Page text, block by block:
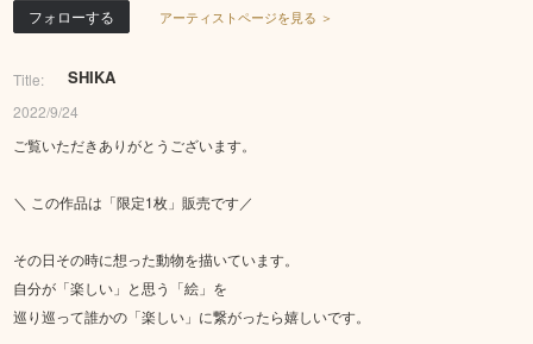
フォローする アーティストページを見る ＞
Title: SHIKA
2022/9/24
ご覧いただきありがとうございます。
＼ この作品は「限定1枚」販売です／
その日その時に想った動物を描いています。
自分が「楽しい」と思う「絵」を
巡り巡って誰かの「楽しい」に繋がったら嬉しいです。